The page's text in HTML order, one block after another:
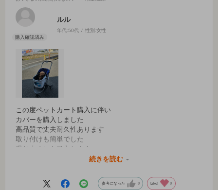
ルル
年代:50代 性別:女性
この度ペットカート購入に伴い
カバーを購入しました
高品質で丈夫耐久性あります
取り付けも簡単でした
滑り止めにも役立ちます
又これからもコムペットさんの
続きを読む
参考になった 0 Like! 0